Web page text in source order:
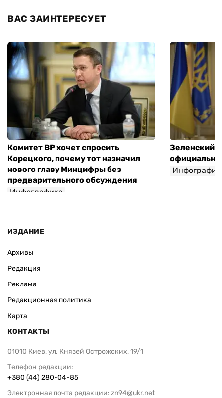
ВАС ЗАИНТЕРЕСУЕТ
Комитет ВР хочет спросить
Корецкого, почему тот назначил
нового главу Минцифры без
предварительного обсуждения
Инфографика
Зеленский
ИЗДАНИЕ
Архивы
Редакция
Реклама
Редакционная политика
Карта
КОНТАКТЫ
01010 Киев, ул. Князей Острожских, 19/1
Телефон редакции:
+380 (44) 280-04-85
Электронная почта редакции: zn94@ukr.net